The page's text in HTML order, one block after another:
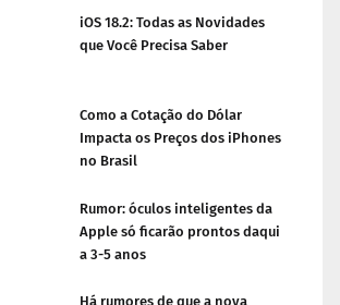
iOS 18.2: Todas as Novidades
que Você Precisa Saber
Como a Cotação do Dólar
Impacta os Preços dos iPhones
no Brasil
Rumor: óculos inteligentes da
Apple só ficarão prontos daqui
a 3-5 anos
Há rumores de que a nova